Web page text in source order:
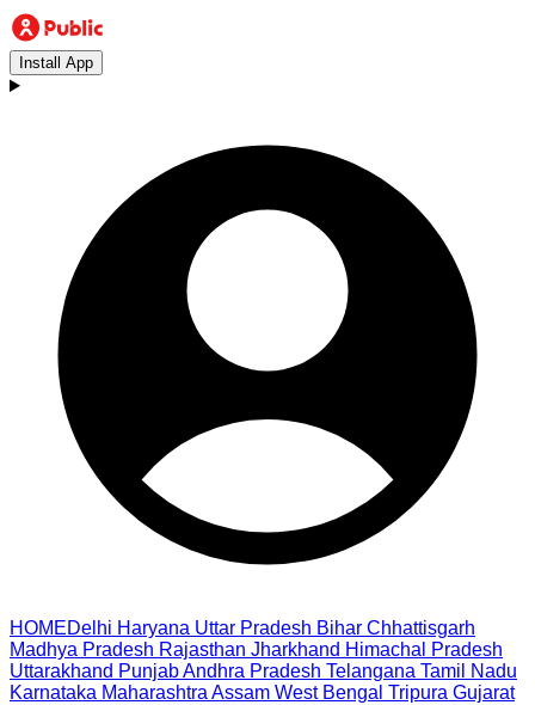
Install App
HOMEDelhi Haryana Uttar Pradesh Bihar Chhattisgarh
Madhya Pradesh Rajasthan Jharkhand Himachal Pradesh
Uttarakhand PunjabAndhra Pradesh Telangana Tamil Nadu
Karnataka Maharashtra Assam West Bengal Tripura Gujarat